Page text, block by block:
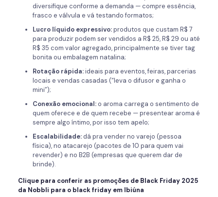
diversifique conforme a demanda — compre essência,
frasco e válvula e vá testando formatos;
Lucro líquido expressivo:produtos que custam R$ 7
para produzir podem ser vendidos a R$ 25, R$ 29 ou até
R$ 35 com valor agregado, principalmente se tiver tag
bonita ou embalagem natalina;
Rotação rápida:ideais para eventos, feiras, parcerias
locais e vendas casadas (“leva o difusor e ganha o
mini”);
Conexão emocional:o aroma carrega o sentimento de
quem oferece e de quem recebe — presentear aroma é
sempre algo íntimo, por isso tem apelo;
Escalabilidade:dá pra vender no varejo (pessoa
física), no atacarejo (pacotes de 10 para quem vai
revender) e no B2B (empresas que querem dar de
brinde).
Clique para conferir as promoções de Black Friday 2025
da Nobbli para o black friday em Ibiúna